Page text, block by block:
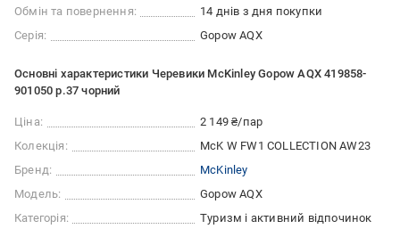
Обмін та повернення:
14 днів з дня покупки
Серія:
Gopow AQX
Основні характеристики Черевики McKinley Gopow AQX 419858-
901050 р.37 чорний
Ціна:
2 149 ₴/пар
Колекція:
McK W FW1 COLLECTION AW23
Бренд:
McKinley
Модель:
Gopow AQX
Категорія:
Туризм і активний відпочинок